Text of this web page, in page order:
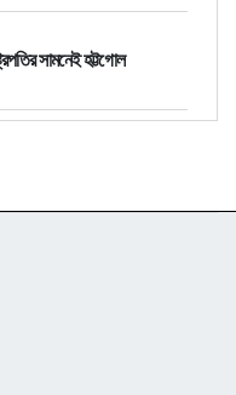
সামনেই হট্টগোল